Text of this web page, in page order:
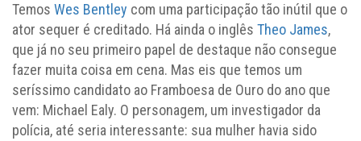
Temos Wes Bentley com uma participação tão inútil que o
ator sequer é creditado. Há ainda o inglês Theo James,
que já no seu primeiro papel de destaque não consegue
fazer muita coisa em cena. Mas eis que temos um
seríssimo candidato ao Framboesa de Ouro do ano que
vem: Michael Ealy. O personagem, um investigador da
polícia, até seria interessante: sua mulher havia sido